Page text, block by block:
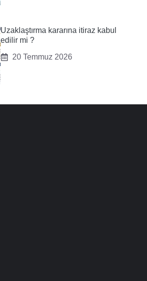
Uzaklaştırma kararına itiraz kabul
edilir mi ?
20 Temmuz 2026